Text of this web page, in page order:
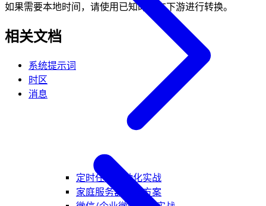
定时任务自动化实战
家庭服务器部署方案
如果需要本地时间，请使用已知时区在下游进行转换。
相关文档
系统提示词
时区
消息